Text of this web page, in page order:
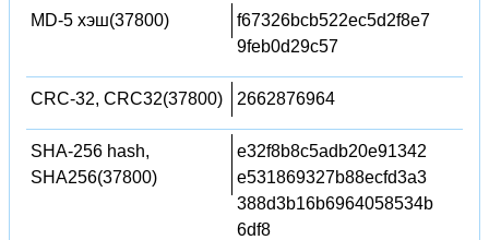
MD-5 хэш(37800)
f67326bcb522ec5d2f8e7
9feb0d29c57
CRC-32, CRC32(37800) 2662876964
SHA-256 hash,
SHA256(37800)
e32f8b8c5adb20e91342
e531869327b88ecfd3a3
388d3b16b6964058534b
6df8